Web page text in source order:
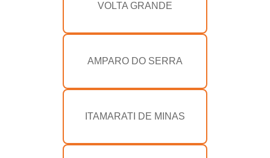
VOLTA GRANDE
AMPARO DO SERRA
ITAMARATI DE MINAS